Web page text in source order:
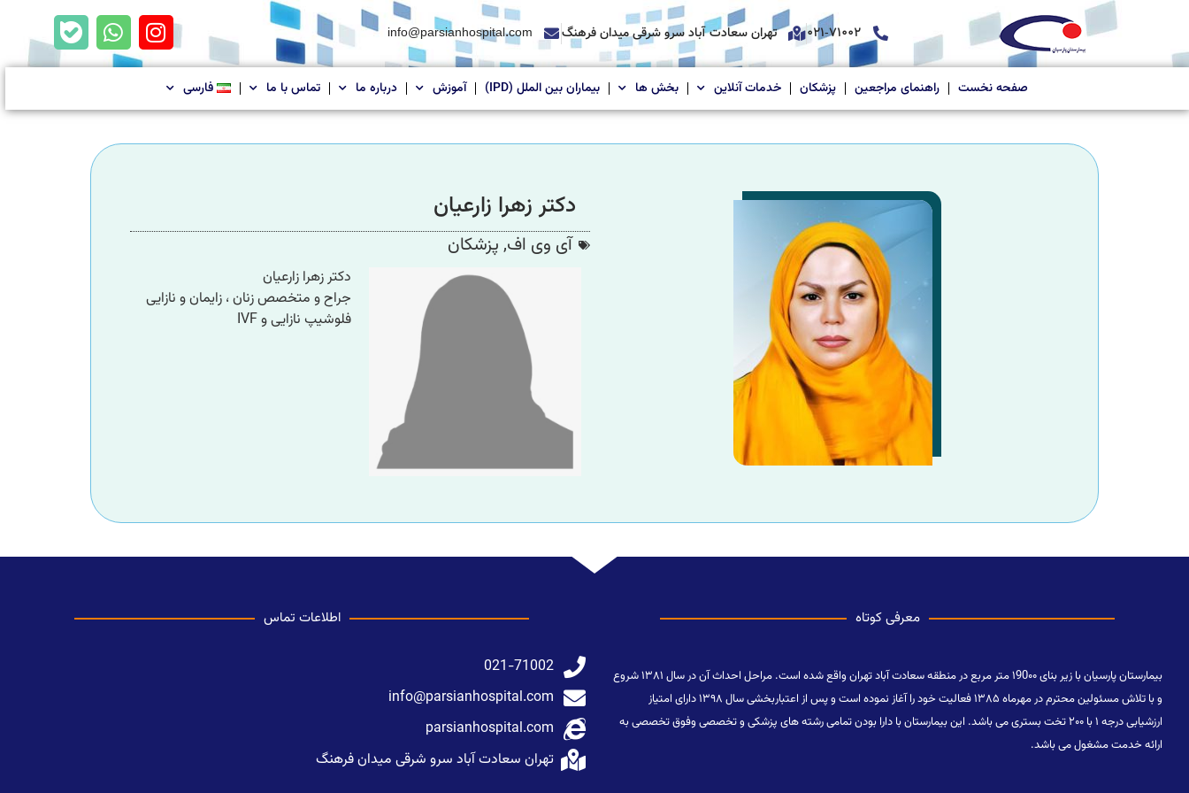
021-71002 تهران سعادت آباد سرو شرقی میدان فرهنگ info@parsianhospital.com
صفحه نخست راهنمای مراجعین پزشکان خدمات آنلاین بخش ها بیماران بین الملل (IPD) آموزش درباره ما تماس با ما فارسی
دکتر زهرا زارعیان
آی وی اف,پزشکان
دکتر زهرا زارعیان
جراح و متخصص زنان ، زایمان و نازایی
فلوشیپ نازایی و IVF
معرفی کوتاه
بیمارستان پارسیان با زیر بنای ۱90۰۰ متر مربع در منطقه سعادت آباد تهران واقع شده است. مراحل احداث آن در سال ۱۳۸۱ شروع
و با تلاش مسئولین محترم در مهرماه ۱۳۸۵ فعالیت خود را آغاز نموده است و پس از اعتباربخشی سال ۱۳۹۸ دارای امتیاز
ارزشیابی درجه ۱ با ۲۰۰ تخت بستری می باشد. این بیمارستان با دارا بودن تمامی رشته های پزشکی و تخصصی وفوق تخصصی به
ارائه خدمت مشغول می باشد.
اطلاعات تماس
021-71002
info@parsianhospital.com
parsianhospital.com
تهران سعادت آباد سرو شرقی میدان فرهنگ